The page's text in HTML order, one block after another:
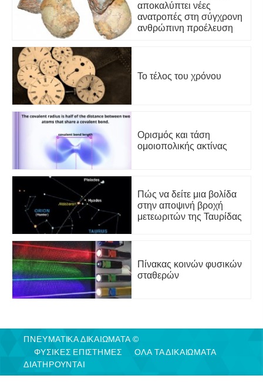
αποκαλύπτει νέες
ανατροπές στη σύγχρονη
ανθρώπινη προέλευση
Το τέλος του χρόνου
Ορισμός και τάση
ομοιοπολικής ακτίνας
Πώς να δείτε μια βολίδα
στην αποψινή βροχή
μετεωριτών της Ταυρίδας
Πίνακας κοινών φυσικών
σταθερών
ΠΝΕΥΜΑΤΙΚΑ ΔΙΚΑΙΩΜΑΤΑ ©
ΦΥΣΙΚΈΣ ΕΠΙΣΤΉΜΕΣ
ΟΛΑ ΤΑ ΔΙΚΑΙΩΜΑΤΑ
ΔΙΑΤΗΡΟΥΝΤΑΙ